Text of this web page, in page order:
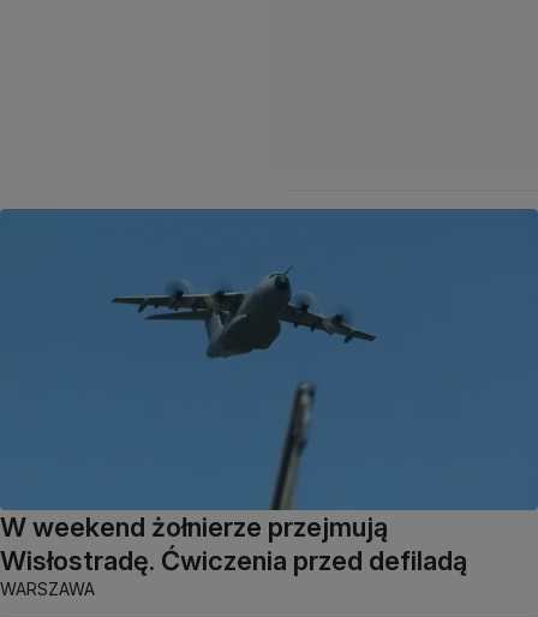
W weekend żołnierze przejmują
Wisłostradę. Ćwiczenia przed defiladą
WARSZAWA